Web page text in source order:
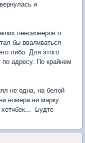
и
пенсионеров о
бы вваливаться
либо. Для этого
адресу. По крайнем
не одна, на белой
номера ни марку
Будте